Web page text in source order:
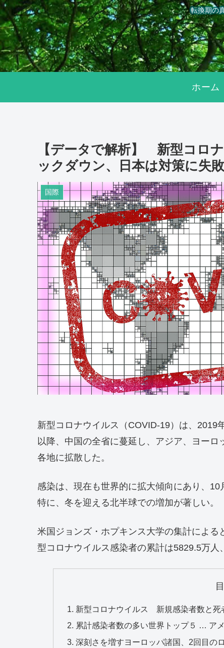
転換期の
ホーム
【データで解析】 新型コロ
ックダウン、日本は対策に失敗
国際
新型コロナウイルス（COVID-19）は、2019
以降、中国の全省に蔓延し、アジア、ヨー
各地に拡散した。
感染は、現在も世界的に拡大傾向にあり、10
特に、冬を迎える北半球での増加が著しい。
米国ジョンズ・ホプキンス大学の集計によ
型コロナウイルス感染者の累計は5829.5万人
新型コロナウイルス 新規感染者数と死
累計感染者数の多い世界トップ５ … ア
深刻さを増すヨーロッパ諸国、2回目の